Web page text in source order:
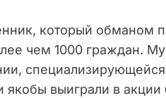
который обманом
чем 1000 граждан.
якобы выиграли в